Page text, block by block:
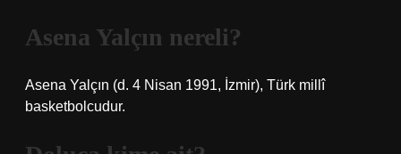
Asena Yalçın nereli?
Asena Yalçın (d. 4 Nisan 1991, İzmir), Türk millî
basketbolcudur.